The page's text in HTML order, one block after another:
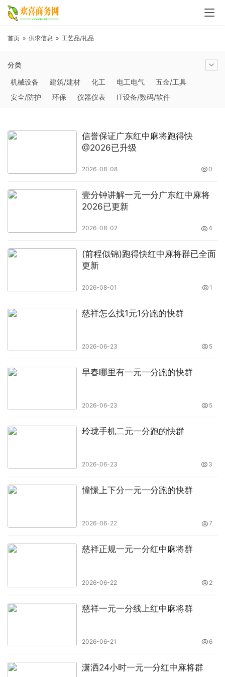
首页 » 供求信息 » 工艺品/礼品
分类
机械设备
建筑/建材 化工 电工电气
五金/工具
安全/防护
环保 仪器仪表
IT设备/数码/软件
汽摩及配件
日用百货 能源 加工 照明
通信产品
工艺品/礼品
纺织/皮革 办公/文教 其他未分类
信誉保证广东红中麻将跑得快
@2026已升级
2026-08-08 0
壹分钟讲解一元一分广东红中麻将
2026已更新
2026-08-02 4
(前程似锦)跑得快红中麻将群已全面
更新
2026-08-01 1
慈祥怎么找1元1分跑的快群
2026-06-23 5
早春哪里有一元一分跑的快群
2026-06-23 5
玲珑手机二元一分跑的快群
2026-06-23 3
憧憬上下分一元一分跑的快群
2026-06-22 7
慈祥正规一元一分红中麻将群
2026-06-22 2
慈祥一元一分线上红中麻将群
2026-06-21 6
潇洒24小时一元一分红中麻将群